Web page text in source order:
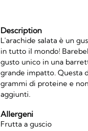
Description
L'arachide salata è un
in tutto il mondo!
gusto unico in una
grande impatto. Questa
grammi di proteine e
aggiunti.
Allergeni
Frutta a guscio